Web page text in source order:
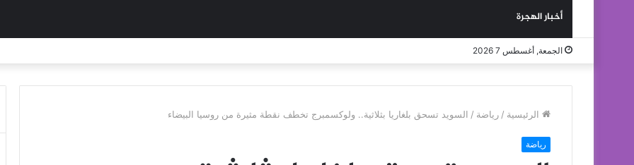
أخبار الهجرة
الجمعة, أغسطس 7 2026
الرئيسية / رياضة / السويد تسحق بلغاريا بثلاثية.. ولوكسمبرج تخطف نقطة مثيرة من روسيا البيضاء
رياضة